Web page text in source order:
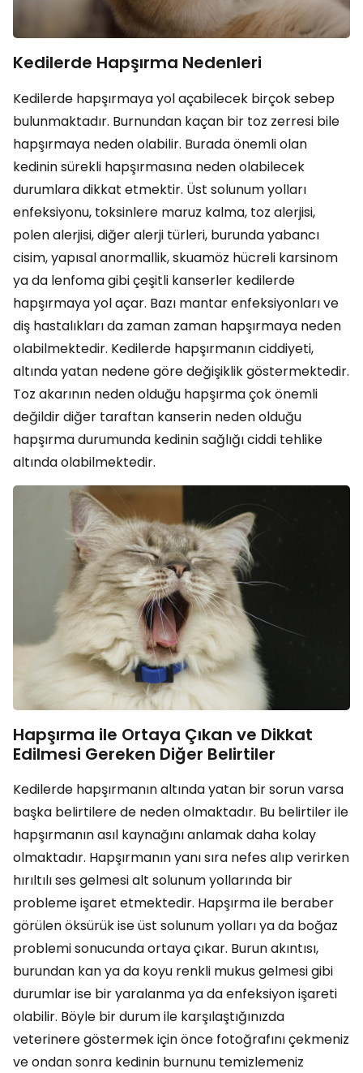
Kedilerde Hapşırma Nedenleri
Kedilerde hapşırmaya yol açabilecek birçok sebep
bulunmaktadır. Burnundan kaçan bir toz zerresi bile
hapşırmaya neden olabilir. Burada önemli olan
kedinin sürekli hapşırmasına neden olabilecek
durumlara dikkat etmektir. Üst solunum yolları
enfeksiyonu, toksinlere maruz kalma, toz alerjisi,
polen alerjisi, diğer alerji türleri, burunda yabancı
cisim, yapısal anormallik, skuamöz hücreli karsinom
ya da lenfoma gibi çeşitli kanserler kedilerde
hapşırmaya yol açar. Bazı mantar enfeksiyonları ve
diş hastalıkları da zaman zaman hapşırmaya neden
olabilmektedir. Kedilerde hapşırmanın ciddiyeti,
altında yatan nedene göre değişiklik göstermektedir.
Toz akarının neden olduğu hapşırma çok önemli
değildir diğer taraftan kanserin neden olduğu
hapşırma durumunda kedinin sağlığı ciddi tehlike
altında olabilmektedir.
Hapşırma ile Ortaya Çıkan ve Dikkat
Edilmesi Gereken Diğer Belirtiler
Kedilerde hapşırmanın altında yatan bir sorun varsa
başka belirtilere de neden olmaktadır. Bu belirtiler ile
hapşırmanın asıl kaynağını anlamak daha kolay
olmaktadır. Hapşırmanın yanı sıra nefes alıp verirken
hırıltılı ses gelmesi alt solunum yollarında bir
probleme işaret etmektedir. Hapşırma ile beraber
görülen öksürük ise üst solunum yolları ya da boğaz
problemi sonucunda ortaya çıkar. Burun akıntısı,
burundan kan ya da koyu renkli mukus gelmesi gibi
durumlar ise bir yaralanma ya da enfeksiyon işareti
olabilir. Böyle bir durum ile karşılaştığınızda
veterinere göstermek için önce fotoğrafını çekmeniz
ve ondan sonra kedinin burnunu temizlemeniz